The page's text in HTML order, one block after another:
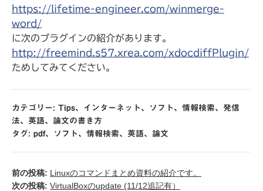
https://lifetime-engineer.com/winmerge-
word/
に次のプラグインの紹介があります。
http://freemind.s57.xrea.com/xdocdiffPlugin/
ためしてみてください。
カテゴリー: Tips、 インターネット 、 ソフト 、 情報検索、 発信
法、 英語、 論文の書き方
タグ: pdf、 ソフト 、 情報検索、 英語、 論文
前の投稿: Linuxのコマンドまとめ資料の紹介です。
次の投稿: VirtualBoxのupdate (11/12追記有）